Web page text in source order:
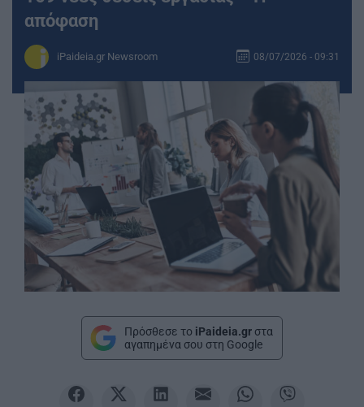
απόφαση
iPaideia.gr Newsroom 08/07/2026 - 09:31
Πρόσθεσε το iPaideia.gr στα
αγαπημένα σου στη Google